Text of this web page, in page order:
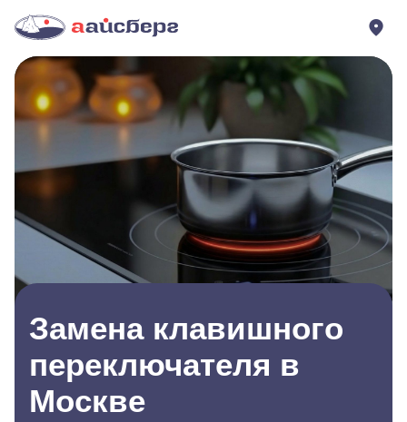
Замена клавишного
переключателя в
Москве